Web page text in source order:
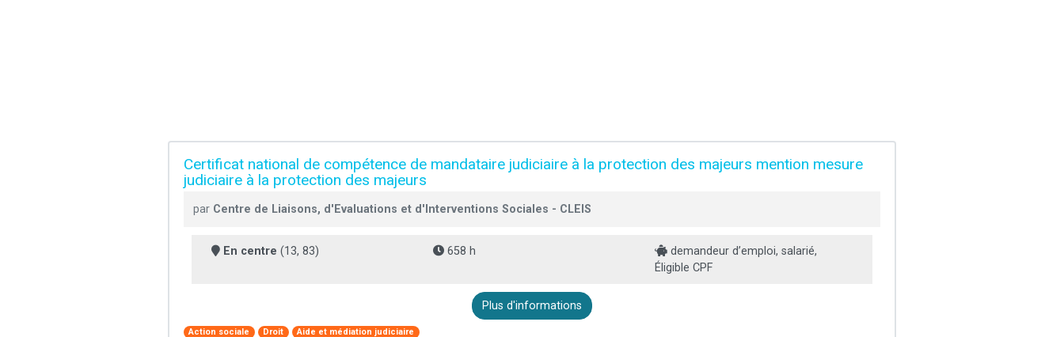
Certificat national de compétence de mandataire judiciaire à la protection des majeurs mention mesure
judiciaire à la protection des majeurs
par Centre de Liaisons, d'Evaluations et d'Interventions Sociales - CLEIS
En centre (13, 83) 658 h
demandeur d’emploi, salarié,
Éligible CPF
Plus d'informations
Action sociale Droit Aide et médiation judiciaire